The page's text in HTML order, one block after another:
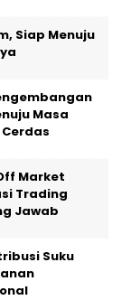
Siap Menuju
Masa
Market
Trading
Jawab
Suku